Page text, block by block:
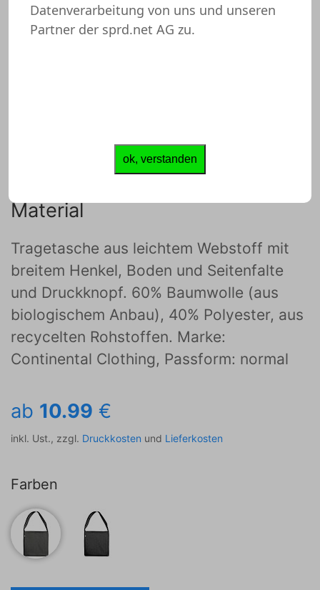
Material
Tragetasche aus leichtem Webstoff mit
breitem Henkel, Boden und Seitenfalte
und Druckknopf. 60% Baumwolle (aus
biologischem Anbau), 40% Polyester, aus
recycelten Rohstoffen. Marke:
Continental Clothing, Passform: normal
ab 10.99 €
inkl. Ust., zzgl. Druckkosten und Lieferkosten
Farben
Datenverarbeitung von uns und unseren
Partner der sprd.net AG zu.
ok, verstanden